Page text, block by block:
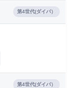
第4世代(ダイパ）
第4世代(ダイパ）